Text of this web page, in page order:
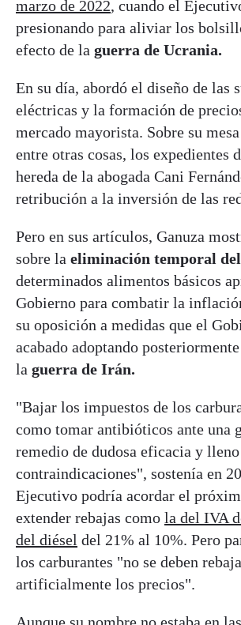
marzo de 2022, cuando el
presionando para aliviar los
efecto de la guerra de Ucrania.
En su día, abordó el diseño de las
eléctricas y la formación de
mercado mayorista. Sobre su
entre otras cosas, los expedientes
hereda de la abogada Cani
retribución a la inversión de las
Pero en sus artículos, Ganuza
sobre la eliminación temporal
determinados alimentos básicos
Gobierno para combatir la
su oposición a medidas que el
acabado adoptando
la guerra de Irán.
"Bajar los impuestos de los
como tomar antibióticos ante una
remedio de dudosa eficacia y
contraindicaciones", sostenía en
Ejecutivo podría acordar el
extender rebajas como la del IVA
del diésel del 21% al 10%. Pero
los carburantes "no se deben
artificialmente los precios".